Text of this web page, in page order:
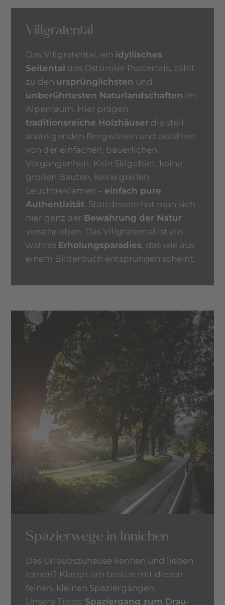
Villgratental
Das Villgratental, ein idyllisches
Seitental des Osttiroler Pustertals, zählt
zu den ursprünglichsten und
unberührtesten Naturlandschaften im
Alpenraum. Hier prägen
traditionsreiche Holzhäuserdie steil
ansteigenden Bergwiesen und erzählen
von der einfachen, bäuerlichen
Vergangenheit. Kein Skigebiet, keine
großen Bauten, keine grellen
Leuchtreklamen – einfach pure
Authentizität. Stattdessen hat man sich
hier ganz der Bewahrung der Natur
verschrieben. Das Villgratental ist ein
wahres Erholungsparadies, das wie aus
einem Bilderbuch entsprungen scheint.
Spazierwege in Innichen
Das Urlaubszuhause kennen und lieben
lernen? Klappt am besten mit diesen
feinen, kleinen Spaziergängen.
Unsere Tipps: Spaziergang zum Drau-